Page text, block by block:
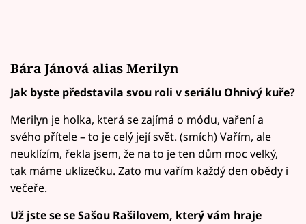
Bára Jánová alias Merilyn
Jak byste představila svou roli v seriálu Ohnivý kuře?
Merilyn je holka, která se zajímá o módu, vaření a
svého přítele – to je celý její svět. (smích) Vařím, ale
neuklízím, řekla jsem, že na to je ten dům moc velký,
tak máme uklizečku. Zato mu vařím každý den obědy i
večeře.
Už jste se se Sašou Rašilovem, který vám hraje